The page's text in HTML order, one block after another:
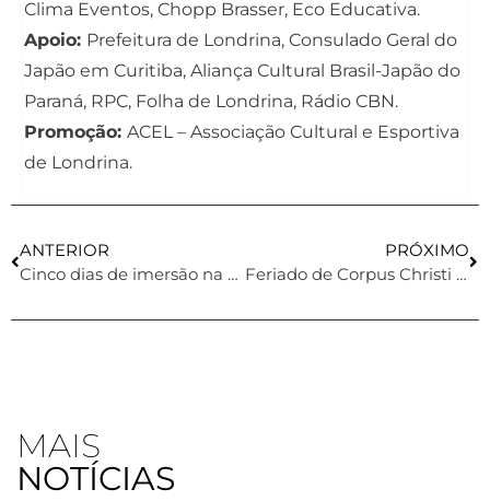
Clima Eventos, Chopp Brasser, Eco Educativa.
Apoio: Prefeitura de Londrina, Consulado Geral do
Japão em Curitiba, Aliança Cultural Brasil-Japão do
Paraná, RPC, Folha de Londrina, Rádio CBN.
Promoção:ACEL – Associação Cultural e Esportiva
de Londrina.
ANTERIOR
Cinco dias de imersão na cultura oriental
PRÓXIMO
Feriado de Corpus Christi com programação intensa na ACEL
MAIS
NOTÍCIAS